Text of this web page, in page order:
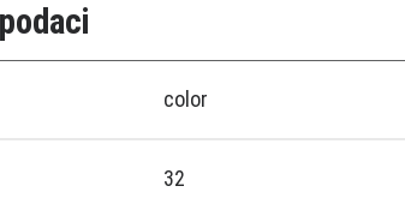
color
32